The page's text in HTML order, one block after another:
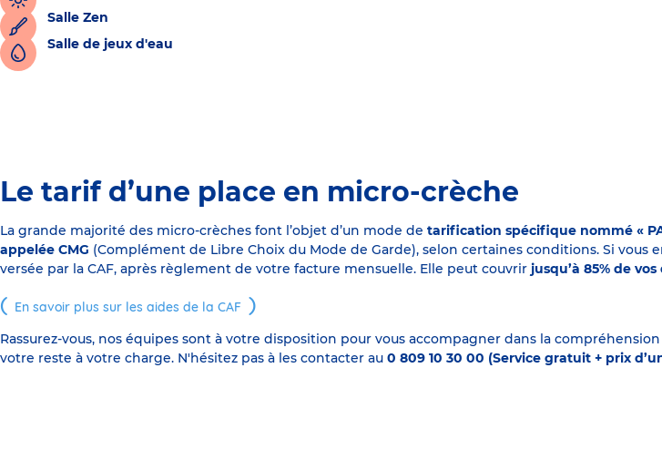
Salle Zen
Salle de jeux d'eau
Le tarif d’une place en micro-crèche
La grande majorité des micro-crèches font l’objet d’un mode de tarification spécifique nommé «
appelée CMG (Complément de Libre Choix du Mode de Garde), selon certaines conditions. Si
versée par la CAF, après règlement de votre facture mensuelle. Elle peut couvrir jusqu’à 85% de
En savoir plus sur les aides de la CAF
Rassurez-vous, nos équipes sont à votre disposition pour vous accompagner dans la
votre reste à votre charge. N'hésitez pas à les contacter au 0 809 10 30 00 (Service gratuit + prix